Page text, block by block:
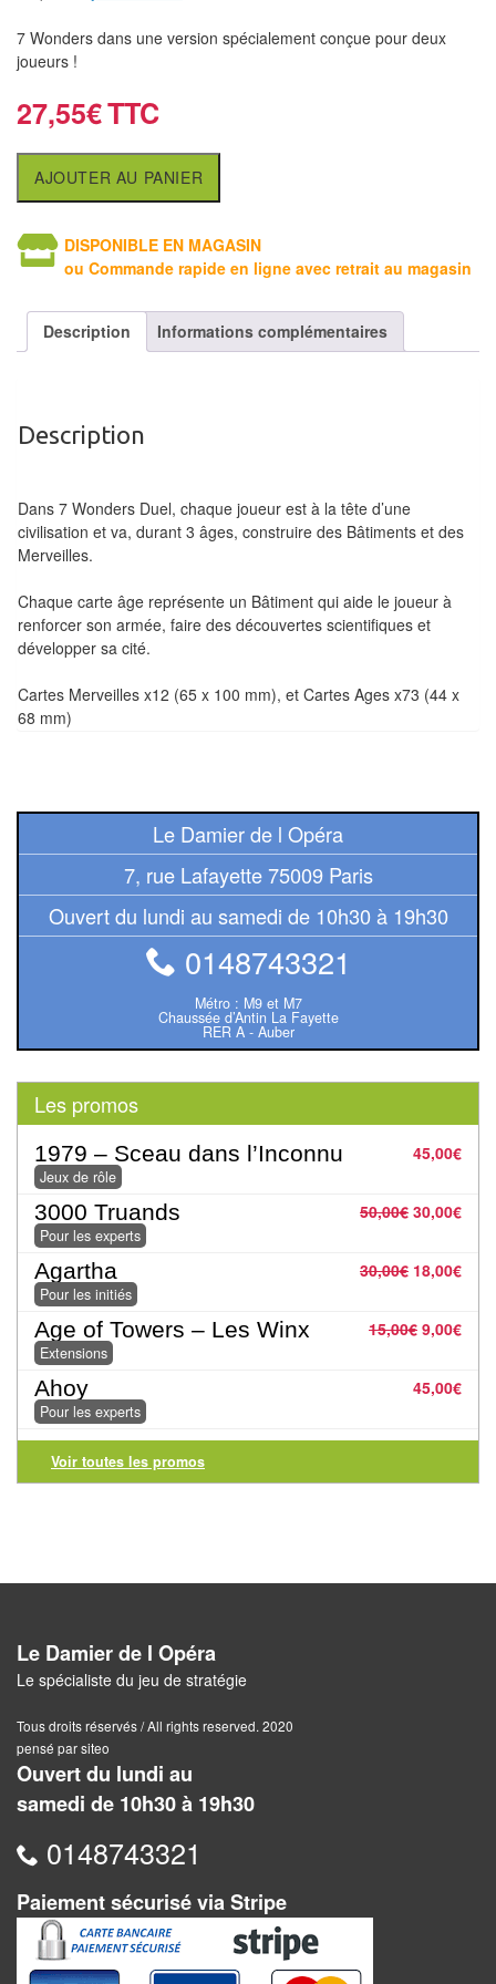
Pendules
Echiquier
aveugles
d'échecs
en
en
Tables
Accessoires
Jeux
de
Jeux
à
Les
enfants
Pour
la
famille
Pour
les
initiés
Pour
les
experts
En
solitaire
Coopératif
Gestion
Escape
Game
Enquête
Jeux
évolutifs
7 Wonders dans une version spécialement conçue pour deux
joueurs !
27,55€
AJOUTER AU PANIER
DISPONIBLE EN MAGASIN
ou Commande rapide en ligne avec retrait au magasin
Description Informations complémentaires
Description
Dans 7 Wonders Duel, chaque joueur est à la tête d’une
civilisation et va, durant 3 âges, construire des Bâtiments et des
Merveilles.
Chaque carte âge représente un Bâtiment qui aide le joueur à
renforcer son armée, faire des découvertes scientifiques et
développer sa cité.
Cartes Merveilles x12 (65 x 100 mm), et Cartes Ages x73 (44 x
68 mm)
Le Damier de l Opéra
7, rue Lafayette 75009 Paris
Ouvert du lundi au samedi de 10h30 à 19h30
0148743321
Métro : M9 et M7
Chaussée d’Antin La Fayette
RER A - Auber
Les promos
45,00€
1979 – Sceau dans l’Inconnu
Jeux de rôle
50,00€ 30,00€
3000 Truands
Pour les experts
30,00€ 18,00€
Agartha
Pour les initiés
15,00€ 9,00€
Age of Towers – Les Winx
Extensions
45,00€
Ahoy
Pour les experts
Voir toutes les promos
Le Damier de l Opéra
Le spécialiste du jeu de stratégie
Tous droits réservés / All rights reserved. 2020
pensé par siteo
Ouvert du lundi au
samedi de 10h30 à 19h30
0148743321
Paiement sécurisé via Stripe